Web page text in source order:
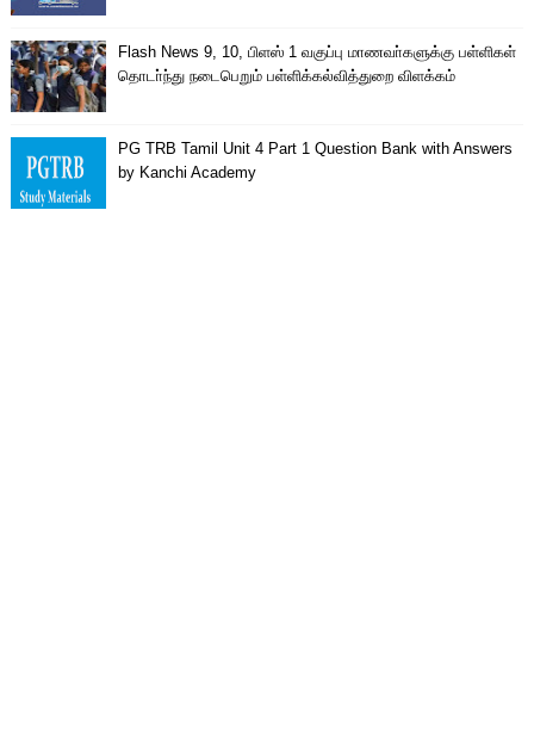
Flash News 9, 10, பிளஸ் 1 வகுப்பு மாணவா்களுக்கு பள்ளிகள்
தொடா்ந்து நடைபெறும் பள்ளிக்கல்வித்துறை விளக்கம்
PG TRB Tamil Unit 4 Part 1 Question Bank with Answers
by Kanchi Academy